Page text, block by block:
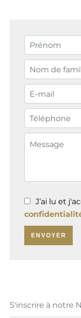
J’ai lu et
ENVOYER
S'inscrire à notre